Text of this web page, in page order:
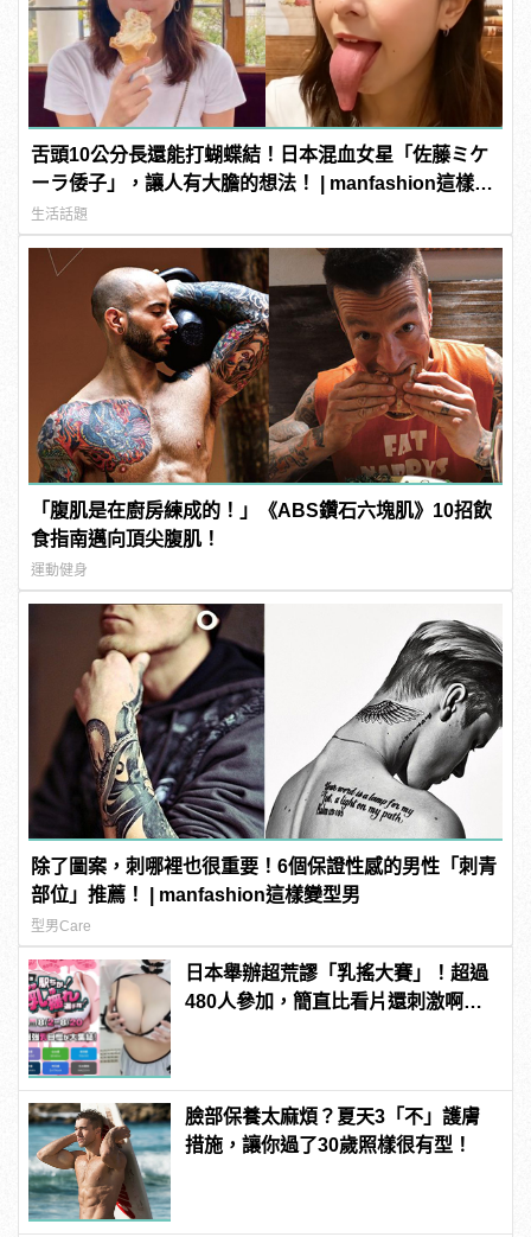
舌頭10公分長還能打蝴蝶結！日本混血女星「佐藤ミケ
ーラ倭子」，讓人有大膽的想法！ | manfashion這樣變
型男
生活話題
「腹肌是在廚房練成的！」《ABS鑽石六塊肌》10招飲
食指南邁向頂尖腹肌！
運動健身
除了圖案，刺哪裡也很重要！6個保證性感的男性「刺青
部位」推薦！ | manfashion這樣變型男
型男Care
日本舉辦超荒謬「乳搖大賽」！超過
480人參加，簡直比看片還刺激啊！ |
臉部保養太麻煩？夏天3「不」護膚
措施，讓你過了30歲照樣很有型！